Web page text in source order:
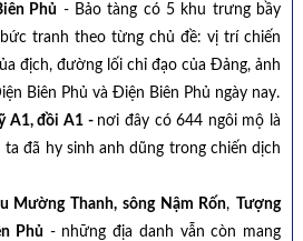
Phủ - Bảo tàng có 5 khu trưng bầy
tranh theo từng chủ đề: vị trí chiến
địch, đường lối chỉ đạo của Đảng, ảnh
Biên Phủ và Điện Biên Phủ ngày nay.
A1, đồi A1 - nơi đây có 644 ngôi mộ là
ta đã hy sinh anh dũng trong chiến dịch
Mường Thanh, sông Nậm Rốn,Tượng
Phủ - những địa danh vẫn còn mang